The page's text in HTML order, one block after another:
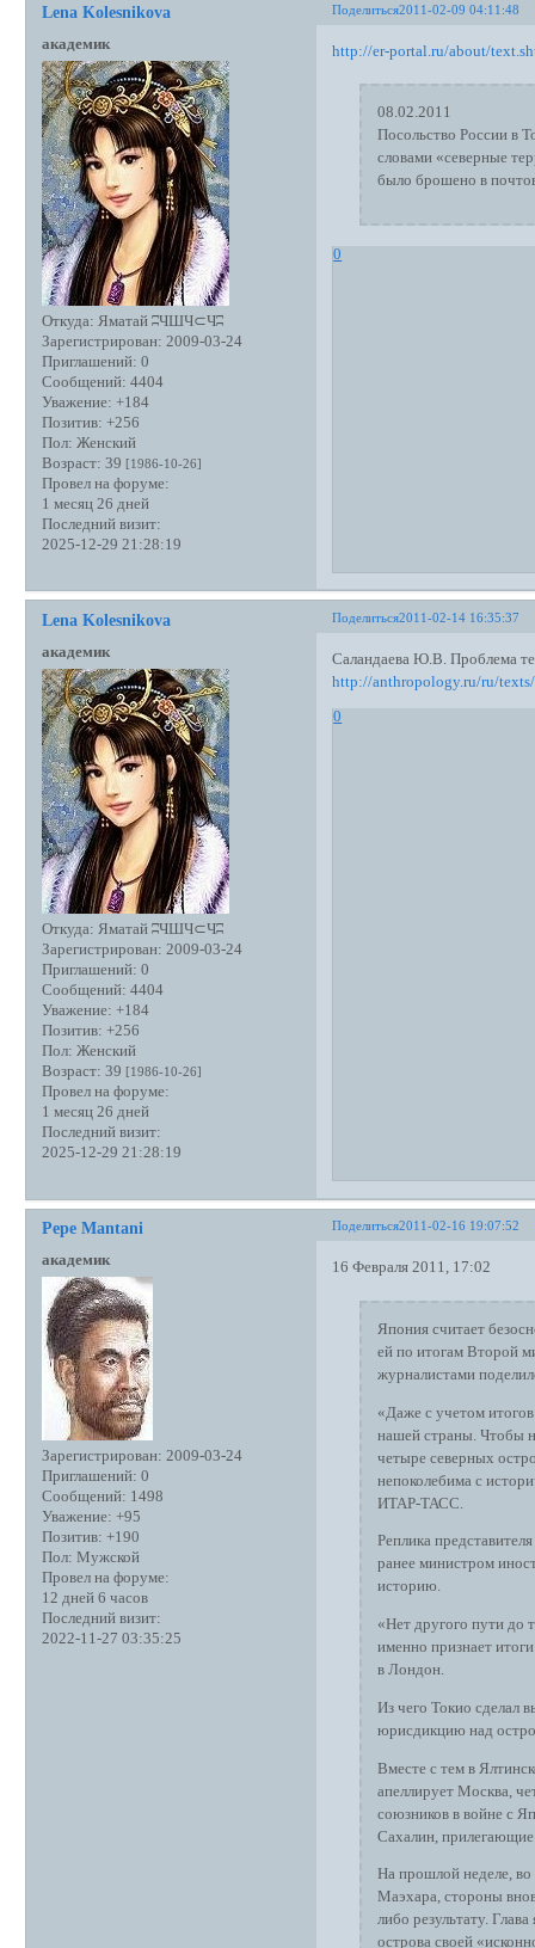
Поделиться2011-02-09 04:11:48
Lena Kolesnikova
академик
Откуда: Яматай ʭЧШЧ⊂Чʭ
Зарегистрирован: 2009-03-24
Приглашений: 0
Сообщений: 4404
Уважение: +184
Позитив: +256
Пол: Женский
Возраст: 39 [1986-10-26]
Провел на форуме:
1 месяц 26 дней
Последний визит:
2025-12-29 21:28:19
http://er-portal.ru/about/
08.02.2011
Посольство России в
словами «северные
было брошено в
0
Поделиться2011-02-14 16:35:37
Lena Kolesnikova
академик
Откуда: Яматай ʭЧШЧ⊂Чʭ
Зарегистрирован: 2009-03-24
Приглашений: 0
Сообщений: 4404
Уважение: +184
Позитив: +256
Пол: Женский
Возраст: 39 [1986-10-26]
Провел на форуме:
1 месяц 26 дней
Последний визит:
2025-12-29 21:28:19
Саландаева Ю.В. Проблема
http://anthropology.ru/ru/
0
Поделиться2011-02-16 19:07:52
Pepe Mantani
академик
Зарегистрирован: 2009-03-24
Приглашений: 0
Сообщений: 1498
Уважение: +95
Позитив: +190
Пол: Мужской
Провел на форуме:
12 дней 6 часов
Последний визит:
2022-11-27 03:35:25
16 Февраля 2011, 17:02
Япония считает
ей по итогам Второй
журналистами
«Даже с учетом
нашей страны. Чтобы
четыре северных
непоколебима с
ИТАР-ТАСС.
Реплика
ранее министром
историю.
«Нет другого пути до
именно признает
в Лондон.
Из чего Токио сделал
юрисдикцию над
Вместе с тем в
апеллирует Москва,
союзников в войне с
Сахалин,
На прошлой неделе, во
Маэхара, стороны
либо результату.
острова своей